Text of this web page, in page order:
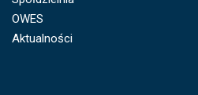
OWES
Aktualności